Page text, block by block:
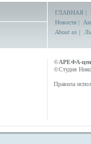
ГЛАВНАЯ |
Новости |
About us |
©АРЕФА-
©Студия
Правила